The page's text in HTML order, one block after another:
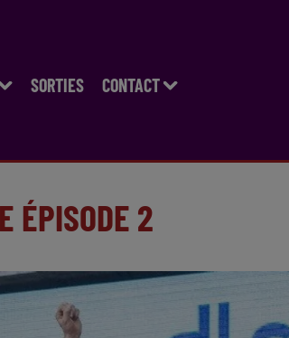
SORTIES CONTACT
ÉPISODE 2